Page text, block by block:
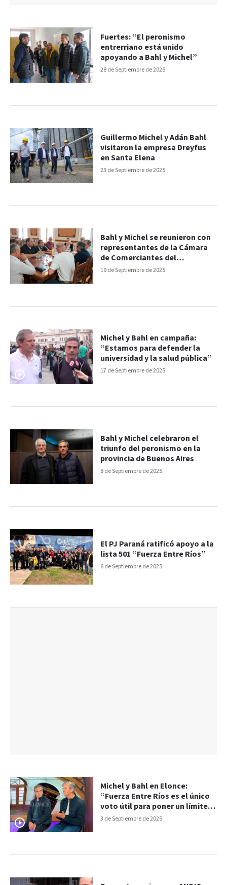
28 de Septiembre de 2025
Fuertes: “El peronismo
entrerriano está unido
apoyando a Bahl y Michel”
23 de Septiembre de 2025
Guillermo Michel y Adán Bahl
visitaron la empresa Dreyfus
en Santa Elena
19 de Septiembre de 2025
Bahl y Michel se reunieron con
representantes de la Cámara
de Comerciantes del
Microcentro de Paraná
17 de Septiembre de 2025
Michel y Bahl en campaña:
“Estamos para defender la
universidad y la salud pública”
8 de Septiembre de 2025
Bahl y Michel celebraron el
triunfo del peronismo en la
provincia de Buenos Aires
6 de Septiembre de 2025
El PJ Paraná ratificó apoyo a la
lista 501 “Fuerza Entre Ríos”
3 de Septiembre de 2025
Michel y Bahl en Elonce:
“Fuerza Entre Ríos es el único
voto útil para poner un límite al
ajuste de Milei”